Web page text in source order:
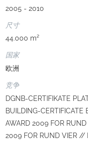
2005 - 2010
尺寸
44.000 m²
国家
欧洲
竞争
DGNB-CERTIFIKATE
BUILDING-
AWARD 2009 FOR
2009 FOR RUND VIER //